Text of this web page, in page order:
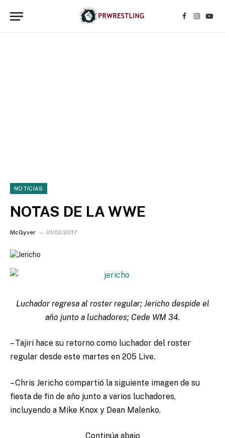
Facebook
NOTICIAS
NOTAS DE LA WWE
McGyver 01/02/2017
Luchador regresa al roster regular; Jericho despide el
año junto a luchadores; Cede WM 34.
– Tajiri hace su retorno como luchador del roster
regular desde este martes en 205 Live.
– Chris Jericho compartió la siguiente imagen de su
fiesta de fin de año junto a varios luchadores,
incluyendo a Mike Knox y Dean Malenko.
Continúa abajo